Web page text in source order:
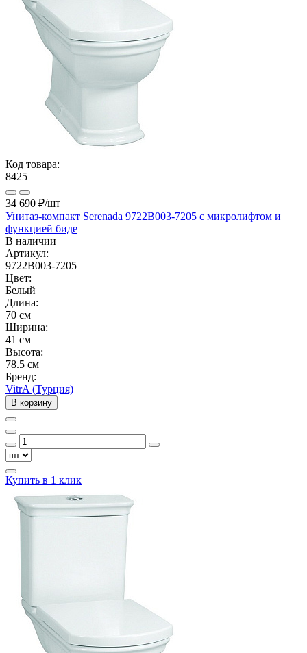
Код товара:
8425
34 690 ₽/шт
Унитаз-компакт Serenada 9722B003-7205 с микролифтом и
функцией биде
В наличии
Артикул:
9722B003-7205
Цвет:
Белый
Длина:
70 см
Ширина:
41 см
Высота:
78.5 см
Бренд:
VitrA (Турция)
В корзину
Купить в 1 клик